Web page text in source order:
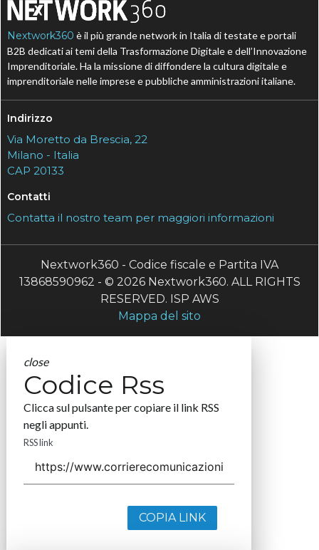
Nextwork360 è il più grande network in Italia di testate e portali
B2B dedicati ai temi della Trasformazione Digitale e dell’Innovazione
Imprenditoriale. Ha la missione di diffondere la cultura digitale e
imprenditoriale nelle imprese e pubbliche amministrazioni italiane.
Indirizzo
Via Moretto da Brescia, 22
Milano - Italia
CAP 20133
Contatti
Contatta il nostro team per maggiori informazioni
Nextwork360 - Codice fiscale e Partita IVA
13868590962 - © 2026 Nextwork360. ALL RIGHTS
RESERVED. ISP AWS
Mappa del sito
close
Codice Rss
Clicca sul pulsante per copiare il link RSS
negli appunti.
RSS link
COPIA LINK